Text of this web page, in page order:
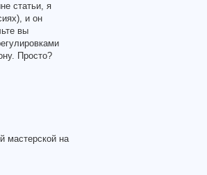
статьи, я
и он
вы
Просто?
мастерской на